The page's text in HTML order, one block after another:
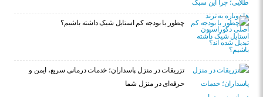
چطور با بودجه کم استایل شیک داشته باشیم؟
تزریقات در منزل پاسداران؛ خدمات درمانی سریع، ایمن و
حرفه‌ای در منزل شما